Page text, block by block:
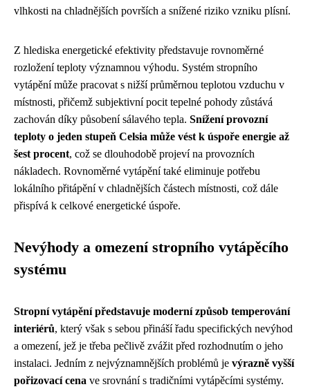
vlhkosti na chladnějších površích a snížené riziko vzniku plísní.
Z hlediska energetické efektivity představuje rovnoměrné
rozložení teploty významnou výhodu. Systém stropního
vytápění může pracovat s nižší průměrnou teplotou vzduchu v
místnosti, přičemž subjektivní pocit tepelné pohody zůstává
zachován díky působení sálavého tepla. Snížení provozní
teploty o jeden stupeň Celsia může vést k úspoře energie až
šest procent, což se dlouhodobě projeví na provozních
nákladech. Rovnoměrné vytápění také eliminuje potřebu
lokálního přitápění v chladnějších částech místnosti, což dále
přispívá k celkové energetické úspoře.
Nevýhody a omezení stropního vytápěcího
systému
Stropní vytápění představuje moderní způsob temperování
interiérů, který však s sebou přináší řadu specifických nevýhod
a omezení, jež je třeba pečlivě zvážit před rozhodnutím o jeho
instalaci. Jedním z nejvýznamnějších problémů je výrazně vyšší
pořizovací cena ve srovnání s tradičními vytápěcími systémy.